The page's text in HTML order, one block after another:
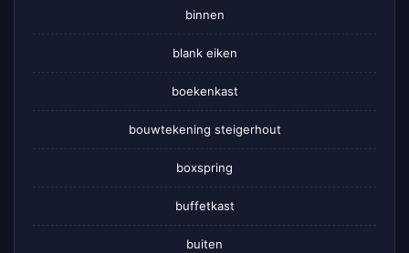
binnen
blank eiken
boekenkast
bouwtekening steigerhout
boxspring
buffetkast
buiten